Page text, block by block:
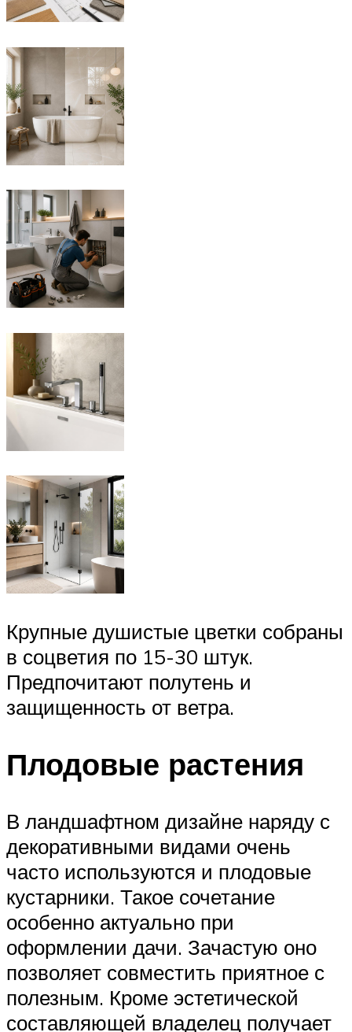
Крупные душистые цветки собраны
в соцветия по 15-30 штук.
Предпочитают полутень и
защищенность от ветра.
Плодовые растения
В ландшафтном дизайне наряду с
декоративными видами очень
часто используются и плодовые
кустарники. Такое сочетание
особенно актуально при
оформлении дачи. Зачастую оно
позволяет совместить приятное с
полезным. Кроме эстетической
составляющей владелец получает